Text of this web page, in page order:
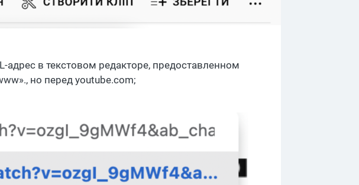
адрес в текстовом редакторе, предоставленном
но перед youtube.com;